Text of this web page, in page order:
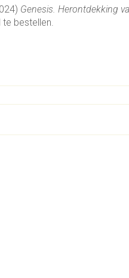
Genesis. Herontdekking
te bestellen.